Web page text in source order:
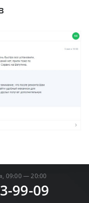
09:00 — 20:00
99-09